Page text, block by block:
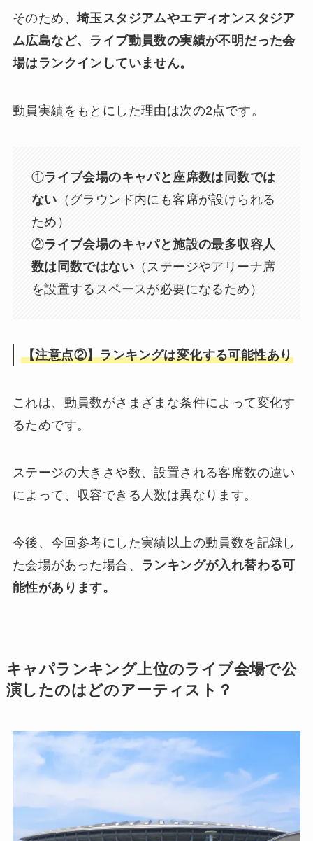
そのため、埼玉スタジアムやエディオンスタジア
ム広島など、ライブ動員数の実績が不明だった会
場はランクインしていません。
動員実績をもとにした理由は次の2点です。
①ライブ会場のキャパと座席数は同数では
ない （グラウンド内にも客席が設けられる
ため）
②ライブ会場のキャパと施設の最多収容人
数は同数ではない （ステージやアリーナ席
を設置するスペースが必要になるため）
【注意点②】ランキングは変化する可能性あり
これは、動員数がさまざまな条件によって変化す
るためです。
ステージの大きさや数、設置される客席数の違い
によって、収容できる人数は異なります。
今後、今回参考にした実績以上の動員数を記録し
た会場があった場合、
ランキングが入れ替わる可
能性があります。
キャパランキング上位のライブ会場で公
演したのはどのアーティスト？